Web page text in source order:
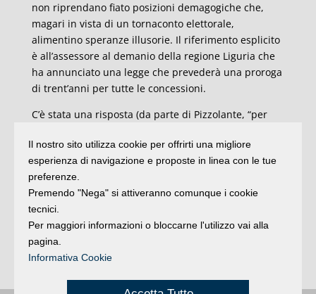
non riprendano fiato posizioni demagogiche che,
magari in vista di un tornaconto elettorale,
alimentino speranze illusorie. Il riferimento esplicito
è all’assessore al demanio della regione Liguria che
ha annunciato una legge che prevederà una proroga
di trent’anni per tutte le concessioni.
C’è stata una risposta (da parte di Pizzolante, “per
vigilia dell’arrivo del ministro in Riviera ha sostenuto
che il governo dovrebbe trattare con l’Unione
europea perché non è affatto scontato che anche le
concessioni balneari rientrino nei servizi disciplinati
dalla Bolkestein. “Quando c’ero io in quel partito,
queste sciocchezze non le dicevamo. Sono posizioni
che non appartengono alla storia del Pdl e di Forza
Italia”.
Il nostro sito utilizza cookie per offrirti una migliore
esperienza di navigazione e proposte in linea con le tue
preferenze.
Premendo "Nega" si attiveranno comunque i cookie
tecnici.
Per maggiori informazioni o bloccarne l'utilizzo vai alla
pagina.
Informativa Cookie